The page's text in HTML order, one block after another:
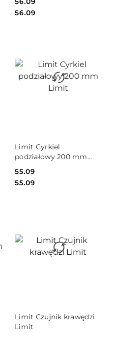
Cena:
56.09
Limit Cyrkiel
podziałowy 200 mm
Cena:
55.09
Cena:
55.09
DO KOSZYKA
Limit Czujnik krawędzi
Limit
DO KOSZYKA